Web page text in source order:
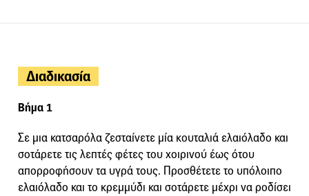
Διαδικασία
Βήμα 1
Σε μια κατσαρόλα ζεσταίνετε μία κουταλιά ελαιόλαδο και
σοτάρετε τις λεπτές φέτες του χοιρινού έως ότου
απορροφήσουν τα υγρά τους. Προσθέτετε το υπόλοιπο
ελαιόλαδο και το κρεμμύδι και σοτάρετε μέχρι να ροδίσει